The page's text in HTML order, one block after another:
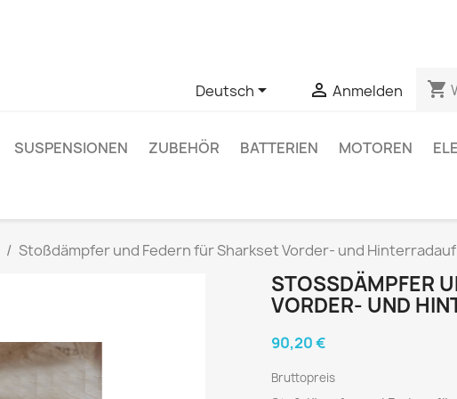
Deutsch  Anmelden shopping_cart
SUSPENSIONEN ZUBEHÖR BATTERIEN MOTOREN
Stoßdämpfer und Federn für Sharkset Vorder- und
STOSSDÄMPFER
ORDER- UND
90,20 €
Bruttopreis